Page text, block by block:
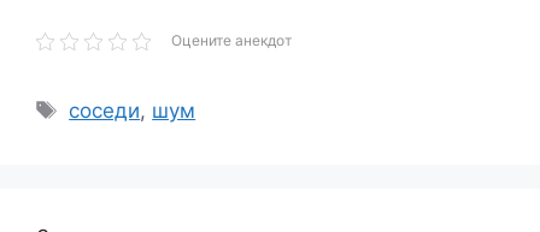
Оцените анекдот
Метки
соседи, шум